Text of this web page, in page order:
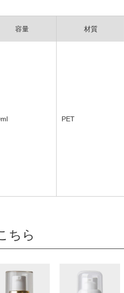
容量 材質
PET
ちら